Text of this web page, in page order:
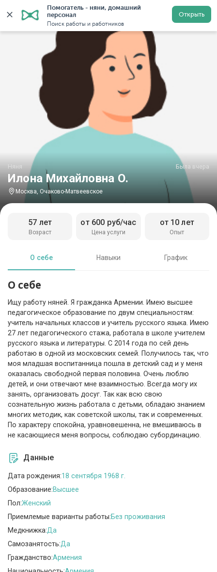
Помогатель - няни, домашний
персонал
Поиск работы и работников
Открыть
Главная Няни Няни в Москве Няни в районе
Илона Михайловна О.
Няня Была вчера
Москва, Очаково-Матвеевское
Возраст
57 лет
Цена услуги
от 600 руб/час
Опыт
от 10 лет
О себе Навыки График
О себе
Ищу работу няней. Я гражданка Армении. Имею высшее
педагогическое образование по двум специальностям:
учитель начальных классов и учитель русского языка. Имею
27 лет педагогического стажа, работала в школе учителем
русского языка и литературы. С 2014 года по сей день
работаю в одной из московских семей. Получилось так, что
моя младшая воспитанница пошла в детский сад и у меня
оказалась свободной первая половина. Очень люблю
детей, и они отвечают мне взаимностью. Всегда могу их
занять, организовать досуг. Так как всю свою
сознательную жизнь работала с детьми, обладаю знанием
многих методик, как советской школы, так и современных.
По характеру спокойна, уравновешенна, не вмешиваюсь в
не касающиеся меня вопросы, соблюдаю субординацию.
Данные
Дата рождения:18 сентября 1968 г.
Образование:Высшее
Пол:Женский
Приемлемые варианты работы:Без проживания
Медкнижка:Да
Самозанятость:Да
Гражданство:Армения